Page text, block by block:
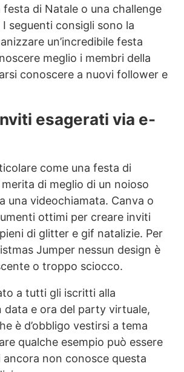
di Natale o una challenge
seguenti consigli sono la
un’incredibile festa
meglio i membri della
conoscere a nuovi follower e
esagerati via e-
come una festa di
di meglio di un noioso
una videochiamata. Canva o
ottimi per creare inviti
di glitter e gif natalizie. Per
Jumper nessun design è
o troppo sciocco.
a tutti gli iscritti alla
data e ora del party virtuale,
è d’obbligo vestirsi a tema
qualche esempio può essere
ancora non conosce questa